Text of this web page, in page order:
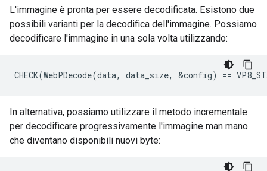
L'immagine è pronta per essere decodificata. Esistono due
possibili varianti per la decodifica dell'immagine. Possiamo
decodificare l'immagine in una sola volta utilizzando:
In alternativa, possiamo utilizzare il metodo incrementale
per decodificare progressivamente l'immagine man mano
che diventano disponibili nuovi byte: